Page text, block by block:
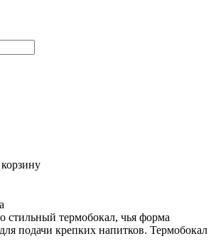
стильный термобокал, чья форма
подачи крепких напитков. Термобокал